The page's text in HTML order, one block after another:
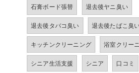
石膏ボード張替 退去後ヤニ臭い
退去後タバコ臭い 退去後たばこ臭
キッチンクリーニング 浴室クリー
シニア生活支援 シニア 口コミ